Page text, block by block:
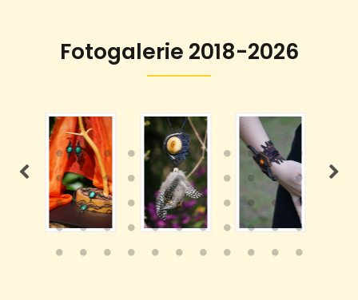
Fotogalerie 2018-2026